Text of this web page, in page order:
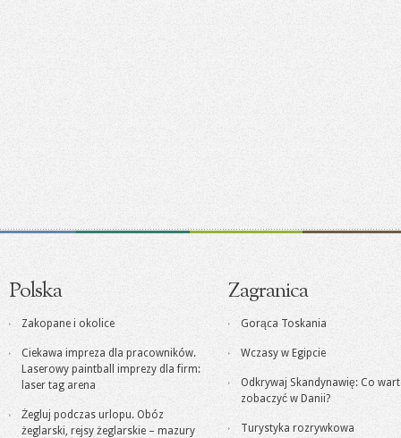
Polska
Zakopane i okolice
Ciekawa impreza dla pracowników.
Laserowy paintball imprezy dla firm:
laser tag arena
Żegluj podczas urlopu. Obóz
żeglarski, rejsy żeglarskie – mazury
Zagranica
Gorąca Toskania
Wczasy w Egipcie
Odkrywaj Skandynawię: Co
zobaczyć w Danii?
Turystyka rozrywkowa